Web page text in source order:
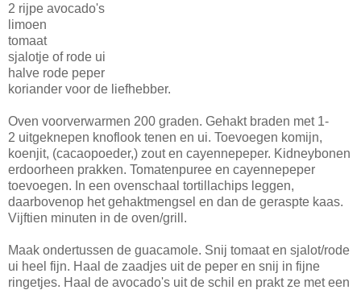
2 rijpe avocado's
limoen
tomaat
sjalotje of rode ui
halve rode peper
koriander voor de liefhebber.
Oven voorverwarmen 200 graden. Gehakt braden met 1-
2 uitgeknepen knoflook tenen en ui. Toevoegen komijn,
koenjit, (cacaopoeder,) zout en cayennepeper. Kidneybonen
erdoorheen prakken. Tomatenpuree en cayennepeper
toevoegen. In een ovenschaal tortillachips leggen,
daarbovenop het gehaktmengsel en dan de geraspte kaas.
Vijftien minuten in de oven/grill.
Maak ondertussen de guacamole. Snij tomaat en sjalot/rode
ui heel fijn. Haal de zaadjes uit de peper en snij in fijne
ringetjes. Haal de avocado's uit de schil en prakt ze met een